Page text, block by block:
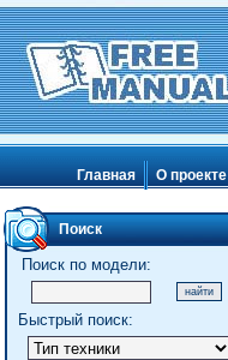
Главная О проекте
Поиск
Поиск по модели:
Быстрый поиск: